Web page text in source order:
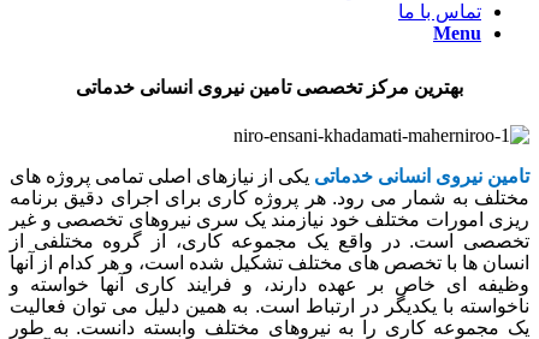
تماس با ما
Menu
بهترین مرکز تخصصی تامین نیروی انسانی خدماتی
تامین نیروی انسانی خدماتی یکی از نیازهای اصلی تمامی پروژه های
مختلف به شمار می رود. هر پروژه کاری برای اجرای دقیق برنامه
ریزی امورات مختلف خود نیازمند یک سری نیروهای تخصصی و غیر
تخصصی است. در واقع یک مجموعه کاری، از گروه مختلفی از
انسان ها با تخصص های مختلف تشکیل شده است، و هر کدام از آنها
وظیفه ای خاص بر عهده دارند، و فرایند کاری آنها خواسته و
ناخواسته با یکدیگر در ارتباط است. به همین دلیل می توان فعالیت
یک مجموعه کاری را به نیروهای مختلف وابسته دانست. به طور